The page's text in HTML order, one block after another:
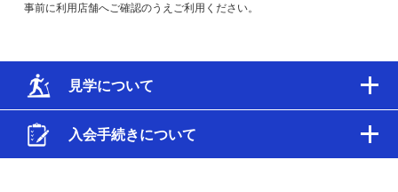
事前に利用店舗へご確認のうえご利用ください。
見学について
入会手続きについて